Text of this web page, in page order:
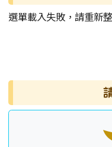
選單載入失敗，請重新
右邊區域內容